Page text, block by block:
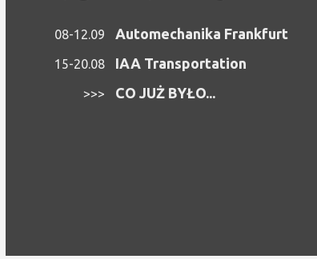
08-12.09 Automechanika Frankfurt
15-20.08 IAA Transportation
>>> CO JUŻ BYŁO...